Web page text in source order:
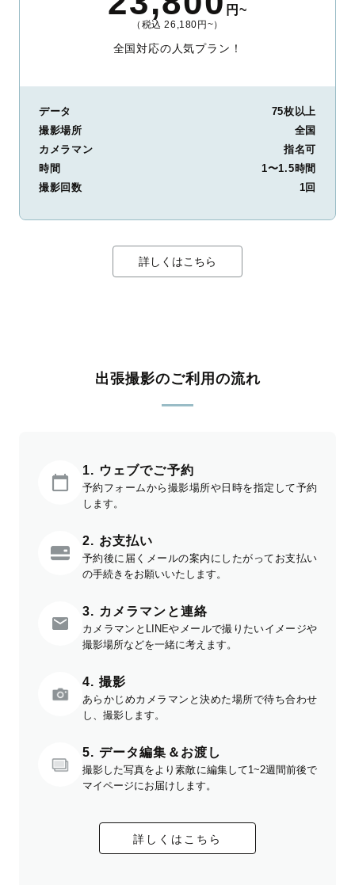
円~
（税込 26,180円~）
全国対応の人気プラン！
データ
75枚以上
撮影場所
全国
カメラマン
指名可
時間
1〜1.5時間
撮影回数
1回
詳しくはこちら
出張撮影のご利用の流れ
1. ウェブでご予約
予約フォームから撮影場所や日時を指定して予約
します。
2. お支払い
予約後に届くメールの案内にしたがってお支払い
の手続きをお願いいたします。
3. カメラマンと連絡
カメラマンとLINEやメールで撮りたいイメージや
撮影場所などを一緒に考えます。
4. 撮影
あらかじめカメラマンと決めた場所で待ち合わせ
し、撮影します。
5. データ編集＆お渡し
撮影した写真をより素敵に編集して1~2週間前後で
マイページにお届けします。
詳しくはこちら